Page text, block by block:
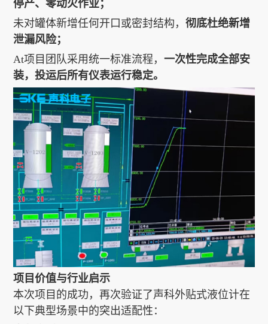
停产、零动火作业；
未对罐体新增任何开口或密封结构，彻底杜绝新增
泄漏风险；
At项目团队采用统一标准流程，一次性完成全部安
装，投运后所有仪表运行稳定。
项目价值与行业启示
本次项目的成功，再次验证了声科外贴式液位计在
以下典型场景中的突出适配性：